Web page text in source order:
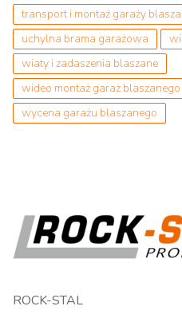
transport i montaż garaży
uchylna brama garażowa
wiaty i zadaszenia blaszane
wideo montaż garaż blaszanego
wycena garażu blaszanego
ROCK-STAL